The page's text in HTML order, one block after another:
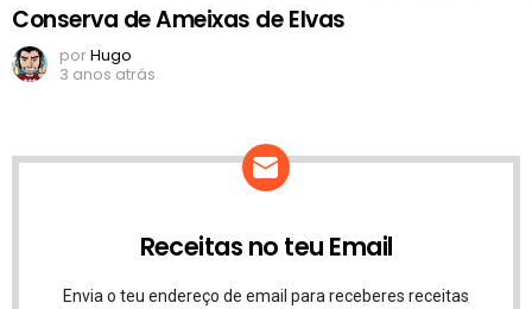
Conserva de Ameixas de Elvas
porHugo
3 anos atrás
Receitas no teu Email
Envia o teu endereço de email para receberes receitas